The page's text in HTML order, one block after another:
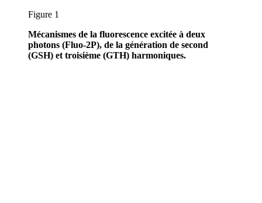
Figure 1
Mécanismes de la fluorescence excitée à deux
photons (Fluo-2P), de la génération de second
(GSH) et troisième (GTH) harmoniques.